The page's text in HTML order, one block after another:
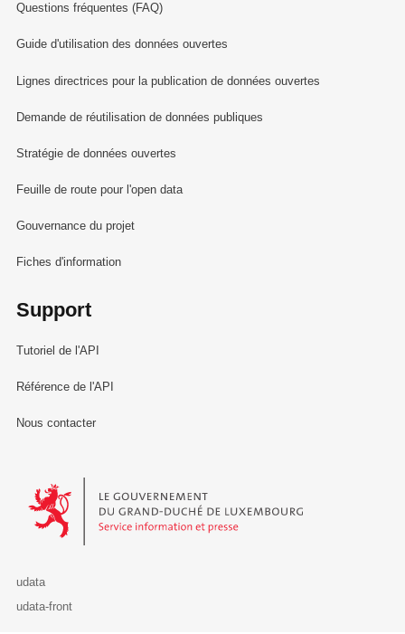
Questions fréquentes (FAQ)
Guide d'utilisation des données ouvertes
Lignes directrices pour la publication de données ouvertes
Demande de réutilisation de données publiques
Stratégie de données ouvertes
Feuille de route pour l'open data
Gouvernance du projet
Fiches d'information
Support
Tutoriel de l'API
Référence de l'API
Nous contacter
Le Gouvernement du Grand-Duché de Luxembourg - Service
udata
udata-front